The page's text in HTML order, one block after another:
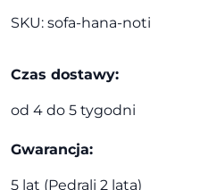
Noti
SKU: sofa-hana-noti
Czas dostawy:
od 4 do 5 tygodni
Gwarancja:
5 lat (Pedrali 2 lata)